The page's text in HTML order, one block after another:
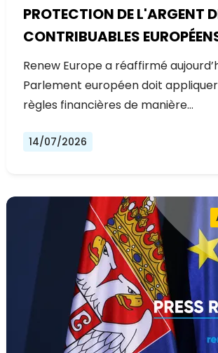
PROTECTION DE L'ARGENT
CONTRIBUABLES
AUCUNE EXCEPTION
Renew Europe a réaffirmé
Parlement européen doit
règles financières de manière…
14/07/2026